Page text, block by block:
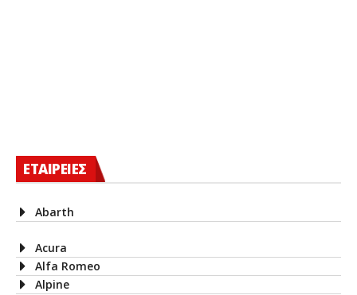
ΕΤΑΙΡΕΙΕΣ
Abarth
Acura
Alfa Romeo
Alpine